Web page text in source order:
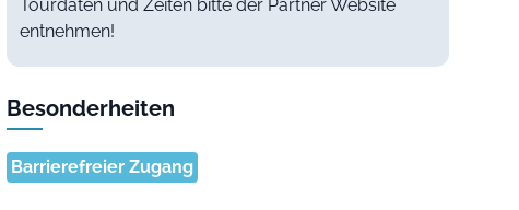
Tourdaten und Zeiten bitte der Partner Website
entnehmen!
Besonderheiten
Barrierefreier Zugang